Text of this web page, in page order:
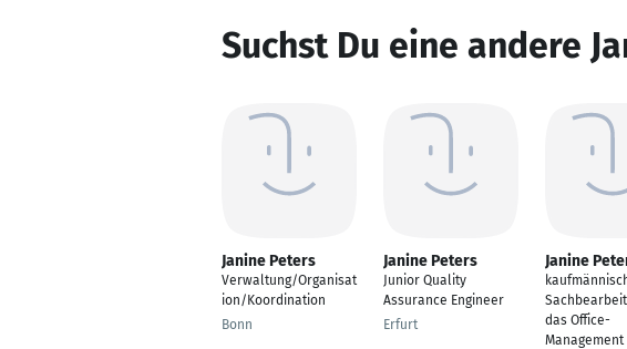
Suchst Du eine andere
Janine Peters
Verwaltung/Organisat
ion/Koordination
Bonn
Janine Peters
Junior Quality
Assurance Engineer
Erfurt
Janine
das Office-
Management